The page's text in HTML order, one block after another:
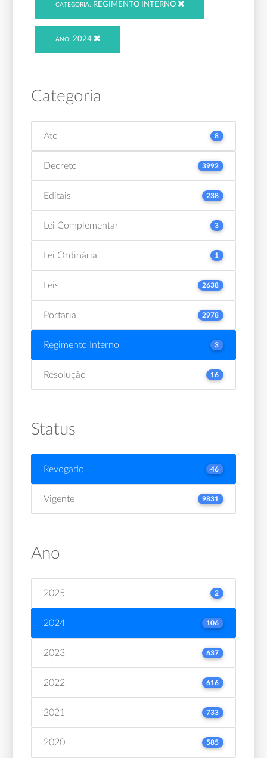
CATEGORIA: REGIMENTO INTERNO
ANO: 2024
Categoria
Ato 8
Decreto 3992
Editais 238
Lei Complementar 3
Lei Ordinária 1
Leis 2638
Portaria 2978
Regimento Interno 3
Resolução 16
Status
Revogado 46
Vigente 9831
Ano
2025 2
2024 106
2023 637
2022 616
2021 733
2020 585